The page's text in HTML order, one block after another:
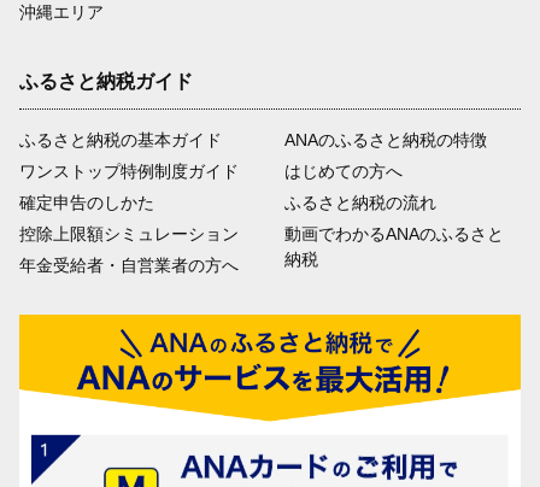
沖縄エリア
ふるさと納税ガイド
ふるさと納税の基本ガイド
ワンストップ特例制度ガイド
確定申告のしかた
控除上限額シミュレーション
年金受給者・自営業者の方へ
ANAのふるさと納税の特徴
はじめての方へ
ふるさと納税の流れ
動画でわかるANAのふるさと
納税